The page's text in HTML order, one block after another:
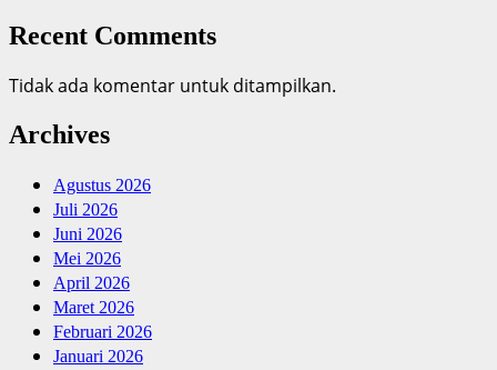
Recent Comments
Tidak ada komentar untuk ditampilkan.
Archives
Agustus 2026
Juli 2026
Juni 2026
Mei 2026
April 2026
Maret 2026
Februari 2026
Januari 2026